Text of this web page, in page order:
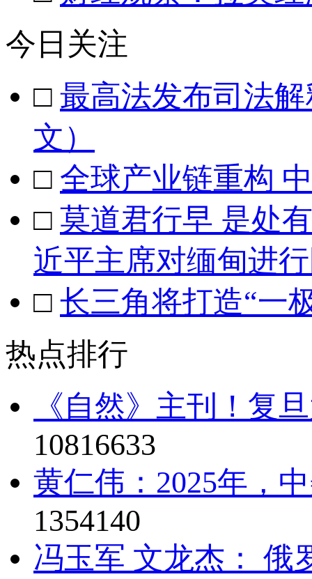
今日关注
□ 最高法发布司法
文）
□ 全球产业链重构
□ 莫道君行早 是处
近平主席对缅甸进
□ 长三角将打造“一
热点排行
《自然》主刊！复
10816633
黄仁伟：2025年，
1354140
冯玉军 文龙杰： 俄